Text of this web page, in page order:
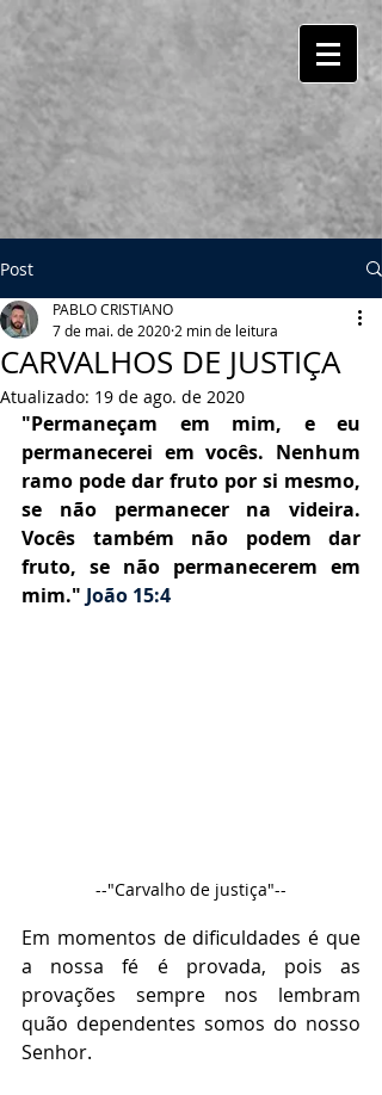
Post
CARVALHOS DE JUSTIÇA
PABLO CRISTIANO
7 de mai. de 2020 2 min de leitura
Atualizado: 19 de ago. de 2020
"Permaneçam em mim, e eu
permanecerei em vocês. Nenhum
ramo pode dar fruto por si mesmo,
se não permanecer na videira.
Vocês também não podem dar
fruto, se não permanecerem em
mim." João 15:4
--"Carvalho de justiça"--
Em momentos de dificuldades é que
a nossa fé é provada, pois as
provações sempre nos lembram
quão dependentes somos do nosso
Senhor.